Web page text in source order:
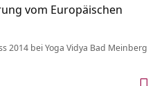
vom Europäischen
2014 bei Yoga Vidya Bad Meinberg